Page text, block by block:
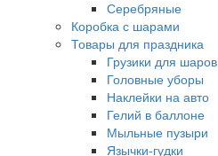
Серебряные
Коробка с шарами
Товары для праздника
Грузики для шаров
Головные уборы
Наклейки на авто
Гелий в баллоне
Мыльные пузыри
Язычки-гудки